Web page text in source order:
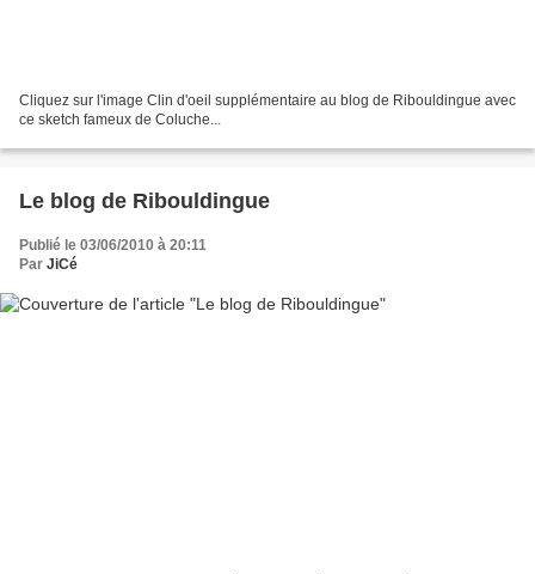
Cliquez sur l'image Clin d'oeil supplémentaire au blog de Ribouldingue avec
ce sketch fameux de Coluche...
Le blog de Ribouldingue
Publié le 03/06/2010 à 20:11
Par JiCé